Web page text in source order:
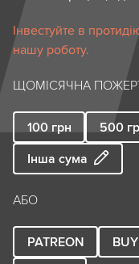
Інвестуйте в
нашу роботу.
ЩОМІСЯЧНА
100 грн 500
Інша сума
АБО
PATREON